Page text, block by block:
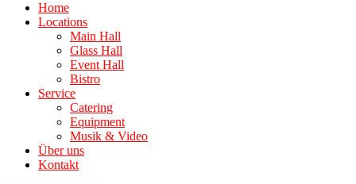
Home
Locations
Main Hall
Glass Hall
Event Hall
Bistro
Service
Catering
Equipment
Musik & Video
Über uns
Kontakt